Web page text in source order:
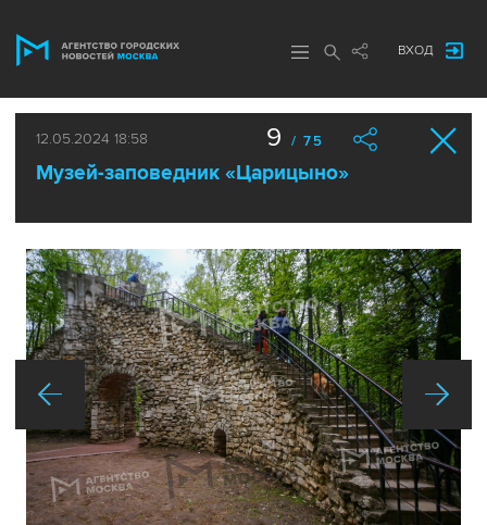
ВХОД
12.05.2024 18:58
Музей-заповедник «Царицыно»
9 / 75